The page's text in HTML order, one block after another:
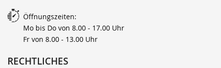
Öffnungszeiten:
Mo bis Do von 8.00 - 17.00 Uhr
Fr von 8.00 - 13.00 Uhr
RECHTLICHES